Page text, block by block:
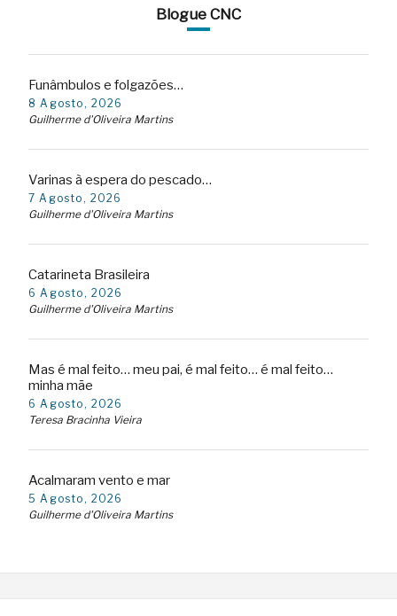
Blogue CNC
Funâmbulos e folgazões…
8 Agosto, 2026
Guilherme d'Oliveira Martins
Varinas à espera do pescado…
7 Agosto, 2026
Guilherme d'Oliveira Martins
Catarineta Brasileira
6 Agosto, 2026
Guilherme d'Oliveira Martins
Mas é mal feito… meu pai, é mal feito… é mal feito…
minha mãe
6 Agosto, 2026
Teresa Bracinha Vieira
Acalmaram vento e mar
5 Agosto, 2026
Guilherme d'Oliveira Martins